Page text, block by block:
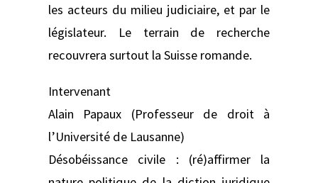
les acteurs du milieu judiciaire, et par le
législateur. Le terrain de recherche
recouvrera surtout la Suisse romande.
Intervenant
Alain Papaux (Professeur de droit à
l’Université de Lausanne)
Désobéissance civile : (ré)affirmer la